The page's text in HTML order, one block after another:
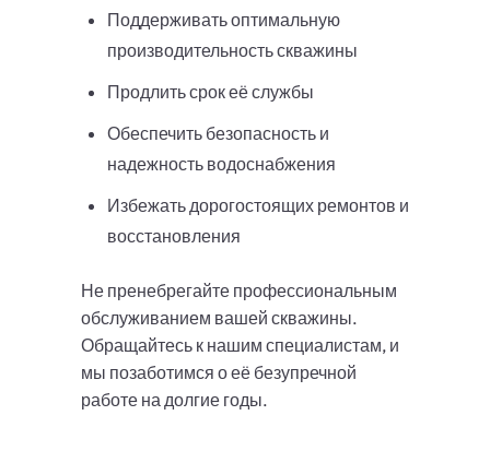
Поддерживать оптимальную
производительность скважины
Продлить срок её службы
Обеспечить безопасность и
надежность водоснабжения
Избежать дорогостоящих ремонтов и
восстановления
Не пренебрегайте профессиональным
обслуживанием вашей скважины.
Обращайтесь к нашим специалистам, и
мы позаботимся о её безупречной
работе на долгие годы.